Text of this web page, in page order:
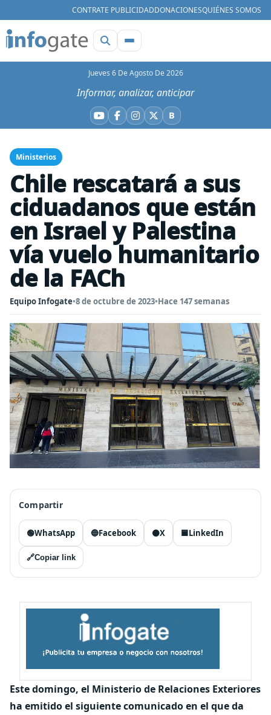
CONTRATE PUBLICIDADDONACIONESQUIÉNES SOMOS
Jueves 6 De Agosto De 2026
Informar, analizar, anticipar
YouTube
Facebook
Instagram
X BBluesky
Ministerios
Chile rescatará a sus
ciduadanos que están
en Israel y Palestina
vía vuelo humanitario
de la FACh
Equipo Infogate•8 de octubre de 2023•Hace 147 semanas
Compartir
🟢WhatsApp 🔵Facebook ⚫X 🟦LinkedIn
🔗Copiar link
Este domingo, el Ministerio de Relaciones Exteriores
ha emitido el siguiente comunicado en el que da